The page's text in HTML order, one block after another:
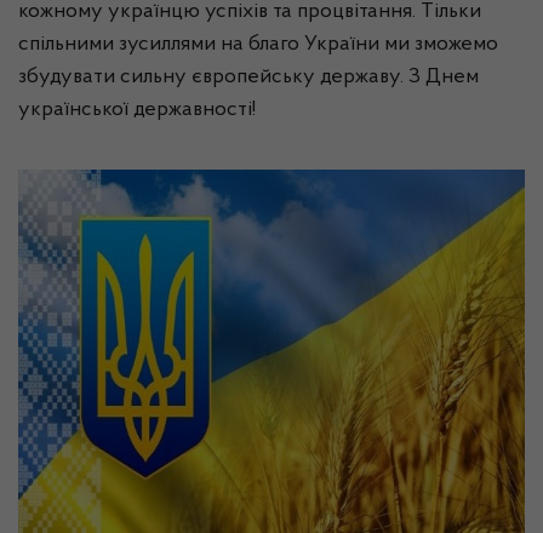
кожному українцю успіхів та процвітання. Тільки
спільними зусиллями на благо України ми зможемо
збудувати сильну європейську державу. З Днем
української державності!